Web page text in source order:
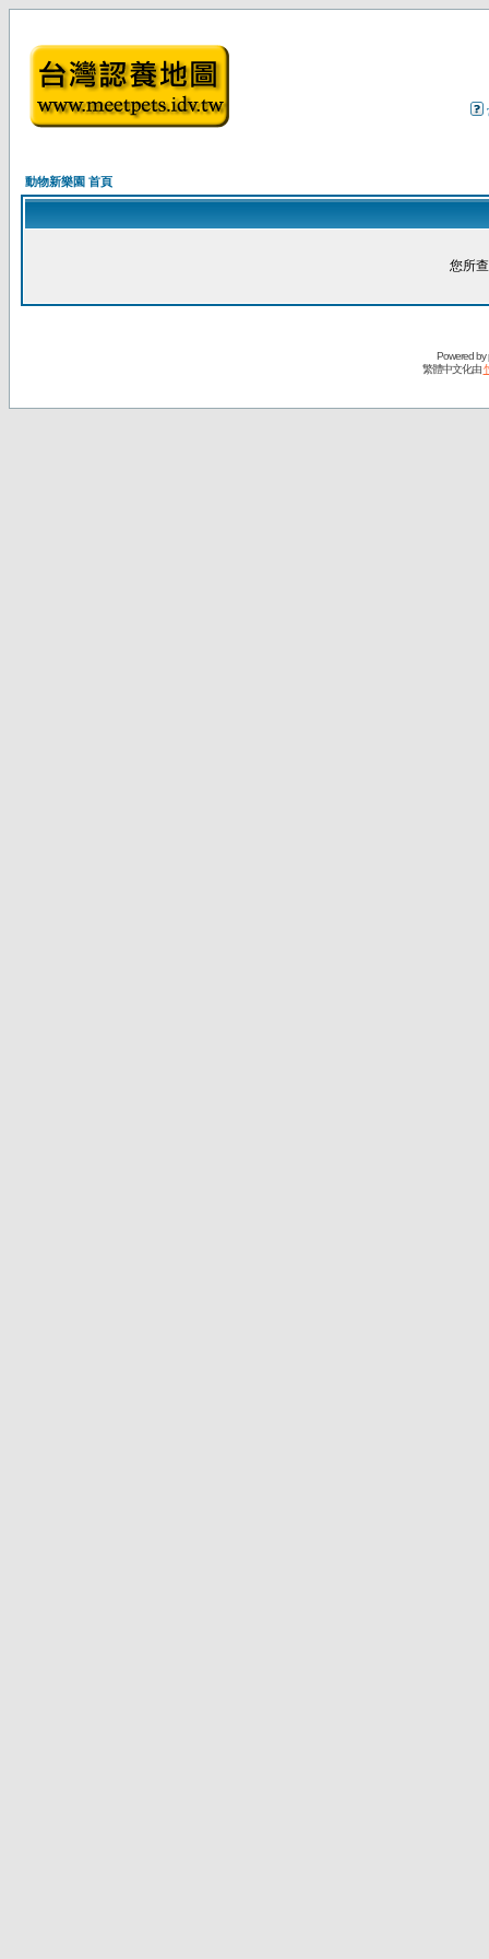
動物新樂園 首頁
您所
Powered by
繁體中文化由